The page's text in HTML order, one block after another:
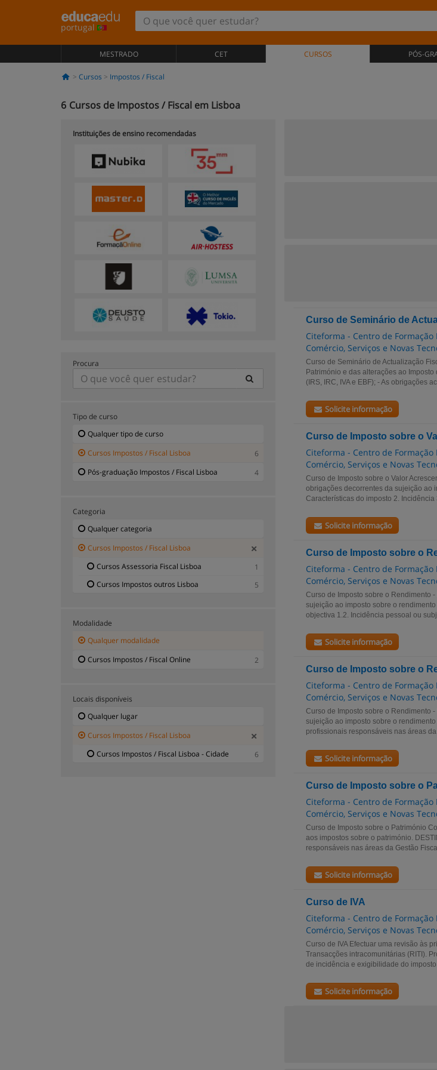
portugal
MESTRADO CET CURSOS PÓS-
Cursos Impostos / Fiscal
6 Cursos de Impostos / Fiscal em Lisboa
Curso de Seminário de
Citeforma - Centro de
Comércio, Serviços e Novas
Curso de Seminário de Actualização
Património e das alterações ao
(IRS, IRC, IVA e EBF); - As obrigações
Solicite informação
Curso de Imposto sobre o
Citeforma - Centro de
Comércio, Serviços e Novas
Curso de Imposto sobre o Valor
obrigações decorrentes da sujeição
Características do imposto 2. Incidência
Solicite informação
Curso de Imposto sobre o
Citeforma - Centro de
Comércio, Serviços e Novas
Curso de Imposto sobre o Rendimento
sujeição ao imposto sobre o
objectiva 1.2. Incidência pessoal ou
Solicite informação
Curso de Imposto sobre o
Citeforma - Centro de
Comércio, Serviços e Novas
Curso de Imposto sobre o Rendimento
sujeição ao imposto sobre o
profissionais responsáveis nas áreas
Solicite informação
Curso de Imposto sobre o
Citeforma - Centro de
Comércio, Serviços e Novas
Curso de Imposto sobre o Património
aos impostos sobre o património.
responsáveis nas áreas da Gestão
Solicite informação
Curso de IVA
Citeforma - Centro de
Comércio, Serviços e Novas
Curso de IVA Efectuar uma revisão às
Transacções intracomunitárias (RITI).
de incidência e exigibilidade do
Solicite informação
Instituições de ensino recomendadas
Procura
Tipo de curso
Qualquer tipo de curso
Cursos Impostos / Fiscal Lisboa
6
Pós-graduação Impostos / Fiscal Lisboa
4
Categoria
Qualquer categoria
Cursos Impostos / Fiscal Lisboa
Cursos Assessoria Fiscal Lisboa
1
Cursos Impostos outros Lisboa
5
Modalidade
Qualquer modalidade
Cursos Impostos / Fiscal Online
2
Locais disponíveis
Qualquer lugar
Cursos Impostos / Fiscal Lisboa
Cursos Impostos / Fiscal Lisboa - Cidade
6